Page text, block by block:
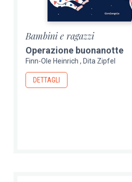
Bambini e ragazzi
Operazione buonanotte
Finn-Ole Heinrich Dita Zipfel
DETTAGLI